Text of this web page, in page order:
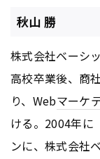
秋山 勝
株式会社ベーシ
高校卒業後、商
り、Webマーケ
ける。2004年に
ンに、株式会社